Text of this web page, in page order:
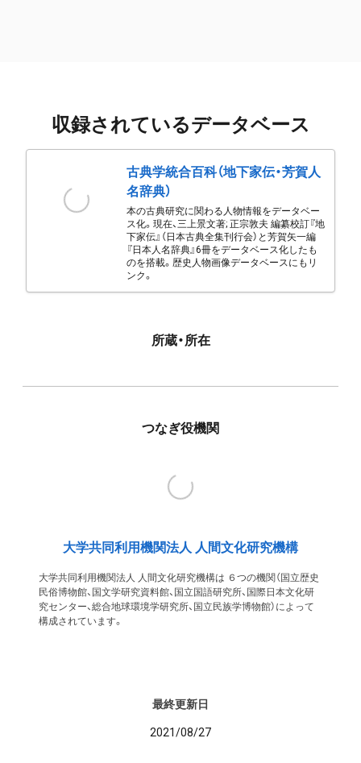
収録されているデータベース
古典学統合百科（地下家伝・芳賀人
名辞典）
本の古典研究に関わる人物情報をデータベー
ス化。現在、三上景文著; 正宗敦夫 編纂校訂『地
下家伝』（日本古典全集刊行会）と芳賀矢一編
『日本人名辞典』6冊をデータベース化したも
のを搭載。歴史人物画像データベースにもリ
ンク。
所蔵・所在
つなぎ役機関
大学共同利用機関法人 人間文化研究機構
大学共同利用機関法人 人間文化研究機構は ６つの機関（国立歴史
民俗博物館、国文学研究資料館、国立国語研究所、国際日本文化研
究センター、総合地球環境学研究所、国立民族学博物館）によって
構成されています。
最終更新日
2021/08/27